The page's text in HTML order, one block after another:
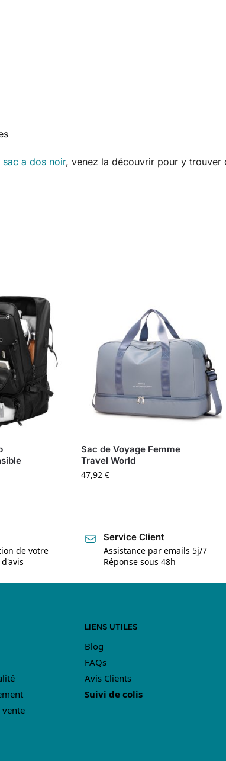
sac a dos noir, venez la découvrir pour y trouver
Sac de Voyage Femme
Travel World
47,92€
de votre
Service Client
Assistance par emails 5j/7
Réponse sous 48h
vente
LIENS UTILES
Blog
FAQs
Avis Clients
Suivi de colis